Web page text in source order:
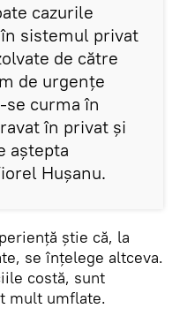
cazurile
în sistemul privat
de către
de urgențe
se curma în
în privat și
aștepta
Hușanu.
știe că, la
se înțelege altceva.
costă, sunt
mult umflate.